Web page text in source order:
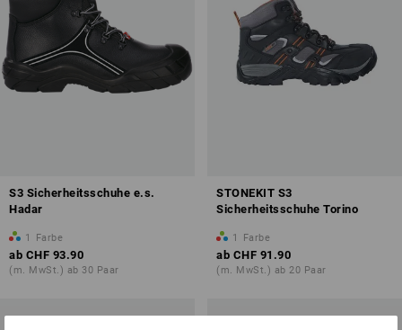
S3 Sicherheitsschuhe e.s.
Hadar
1 Farbe
ab CHF 93.90
(m. MwSt.) ab 30 Paar
STONEKIT S3
Sicherheitsschuhe Torino
1 Farbe
ab CHF 91.90
(m. MwSt.) ab 20 Paar